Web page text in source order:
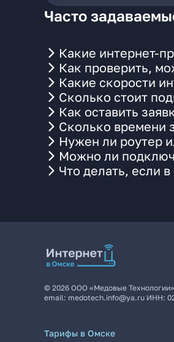
Часто
Какие интернет-
Как проверить,
Какие скорости
Сколько стоит
Как оставить
Сколько времени
Нужен ли роутер
Можно ли
Что делать, если
© 2026 ООО «Медовые Технологии»
email: medotech.info@ya.ru ИНН:
Тарифы в Омске